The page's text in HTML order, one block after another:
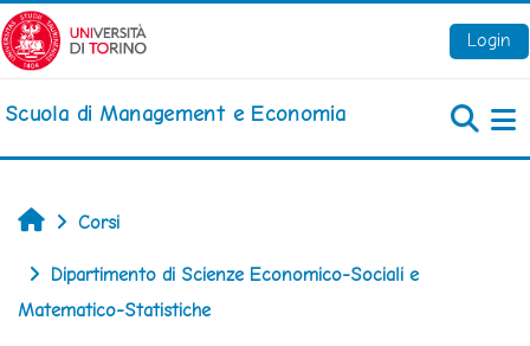
Vai al contenuto principale
Login
Scuola di Management e Economia
Home
Corsi
Dipartimento di Scienze Economico-Sociali e
Matematico-Statistiche